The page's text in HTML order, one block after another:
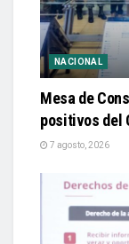
NACIONAL
Mesa de
positivos del
7 agosto, 2026